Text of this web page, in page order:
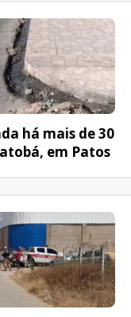
há mais de 30
em Patos